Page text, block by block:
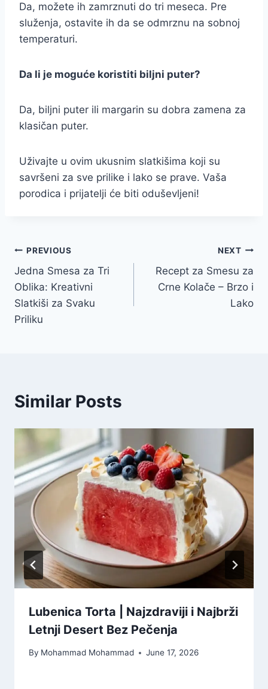
Da, možete ih zamrznuti do tri meseca. Pre
služenja, ostavite ih da se odmrznu na sobnoj
temperaturi.
Da li je moguće koristiti biljni puter?
Da, biljni puter ili margarin su dobra zamena za
klasičan puter.
Uživajte u ovim ukusnim slatkišima koji su
savršeni za sve prilike i lako se prave. Vaša
porodica i prijatelji će biti oduševljeni!
Post
navigation
PREVIOUS
Jedna Smesa za Tri
Oblika: Kreativni
Slatkiši za Svaku
Priliku
NEXT
Recept za Smesu za
Crne Kolače – Brzo i
Lako
Similar Posts
Lubenica Torta | Najzdraviji i Najbrži
Letnji Desert Bez Pečenja
By Mohammad Mohammad June 17, 2026